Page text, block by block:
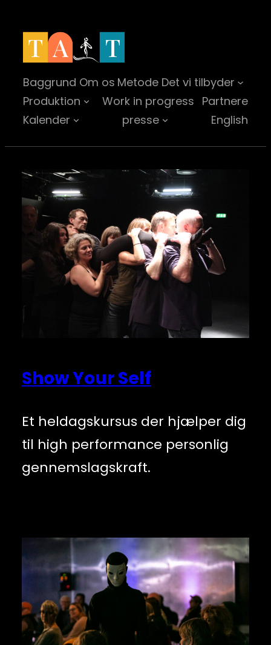
indhold
Baggrund Om os Metode Det vi tilbyder
Produktion
Work in progress Partnere
Kalender
presse English
Show Your Self
Et heldagskursus der hjælper dig
til high performance personlig
gennemslagskraft.